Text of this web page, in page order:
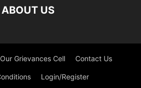
ABOUT US
Our Grievances Cell Contact Us
Login/Register